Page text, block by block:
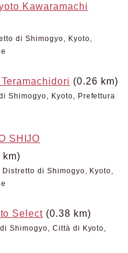
Kawaramachi
di Shimogyo, Kyoto,
(0.26 km)
Shimogyo, Kyoto, Prefettura
SHIJO
km)
di Shimogyo, Kyoto,
Select (0.38 km)
Shimogyo, Città di Kyoto,